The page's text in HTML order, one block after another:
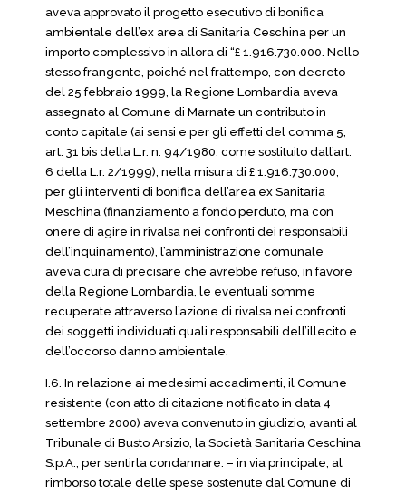
aveva approvato il progetto esecutivo di bonifica
ambientale dell’ex area di Sanitaria Ceschina per un
importo complessivo in allora di “£ 1.916.730.000. Nello
stesso frangente, poiché nel frattempo, con decreto
del 25 febbraio 1999, la Regione Lombardia aveva
assegnato al Comune di Marnate un contributo in
conto capitale (ai sensi e per gli effetti del comma 5,
art. 31 bis della L.r. n. 94/1980, come sostituito dall’art.
6 della L.r. 2/1999), nella misura di £ 1.916.730.000,
per gli interventi di bonifica dell’area ex Sanitaria
Meschina (finanziamento a fondo perduto, ma con
onere di agire in rivalsa nei confronti dei responsabili
dell’inquinamento), l’amministrazione comunale
aveva cura di precisare che avrebbe refuso, in favore
della Regione Lombardia, le eventuali somme
recuperate attraverso l’azione di rivalsa nei confronti
dei soggetti individuati quali responsabili dell’illecito e
dell’occorso danno ambientale.
I.6. In relazione ai medesimi accadimenti, il Comune
resistente (con atto di citazione notificato in data 4
settembre 2000) aveva convenuto in giudizio, avanti al
Tribunale di Busto Arsizio, la Società Sanitaria Ceschina
S.p.A., per sentirla condannare: – in via principale, al
rimborso totale delle spese sostenute dal Comune di